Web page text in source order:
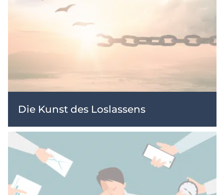
Die Kunst des Loslassens